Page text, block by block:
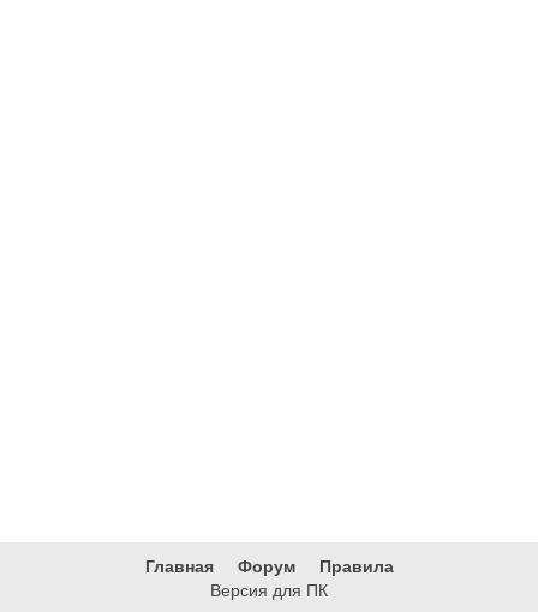
Главная Форум
Правила
Версия для ПК